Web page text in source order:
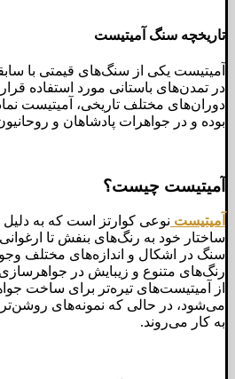
تاریخچه سنگ آمیتیست
آمیتیست یکی از سنگ‌های قیمتی با
در تمدن‌های باستانی مورد استفاده
دوران‌های مختلف تاریخی، آمیتیست
بوده و در جواهرات پادشاهان و
آمیتیست چیست؟
آمیتیست نوعی کوارتز است که به دلیل
ساختار خود به رنگ‌های بنفش تا
سنگ در اشکال و اندازه‌های مختلف
رنگ‌های متنوع و زیبایش در
از آمیتیست‌های تیره‌تر برای ساخت
می‌شود، در حالی که نمونه‌های
به کار می‌روند.